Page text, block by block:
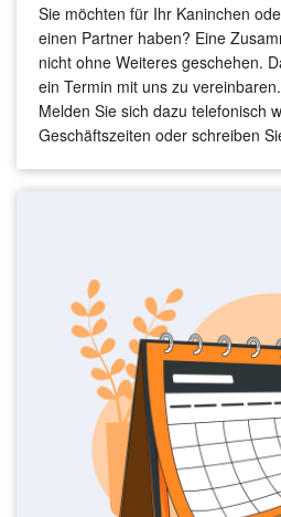
Sie möchten für Ihr Kaninchen
einen Partner haben? Eine
nicht ohne Weiteres geschehen.
ein Termin mit uns zu vereinbaren.
Melden Sie sich dazu telefonisch
Geschäftszeiten oder schreiben